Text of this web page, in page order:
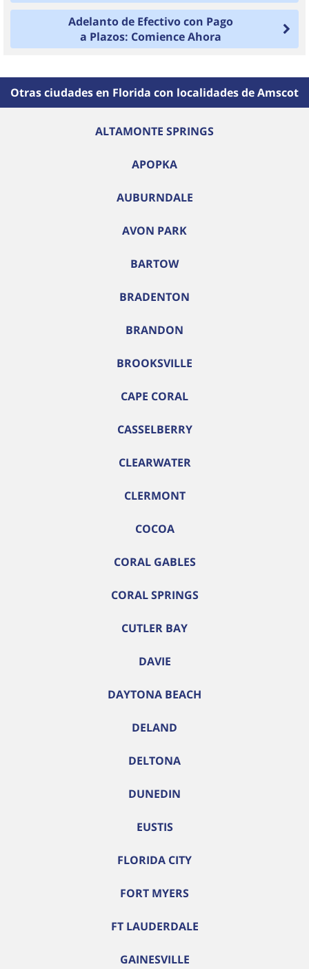
Adelanto de Efectivo con Pago
a Plazos: Comience Ahora
Otras ciudades en Florida con localidades de Amscot
ALTAMONTE SPRINGS
APOPKA
AUBURNDALE
AVON PARK
BARTOW
BRADENTON
BRANDON
BROOKSVILLE
CAPE CORAL
CASSELBERRY
CLEARWATER
CLERMONT
COCOA
CORAL GABLES
CORAL SPRINGS
CUTLER BAY
DAVIE
DAYTONA BEACH
DELAND
DELTONA
DUNEDIN
EUSTIS
FLORIDA CITY
FORT MYERS
FT LAUDERDALE
GAINESVILLE